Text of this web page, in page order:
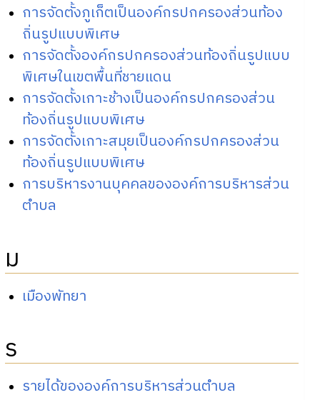
การจัดตั้งภูเก็ตเป็นองค์กรปกครองส่วนท้อง
ถิ่นรูปแบบพิเศษ
การจัดตั้งองค์กรปกครองส่วนท้องถิ่นรูปแบบ
พิเศษในเขตพื้นที่ชายแดน
การจัดตั้งเกาะช้างเป็นองค์กรปกครองส่วน
ท้องถิ่นรูปแบบพิเศษ
การจัดตั้งเกาะสมุยเป็นองค์กรปกครองส่วน
ท้องถิ่นรูปแบบพิเศษ
การบริหารงานบุคคลขององค์การบริหารส่วน
ตำบล
ม
เมืองพัทยา
ร
รายได้ขององค์การบริหารส่วนตำบล